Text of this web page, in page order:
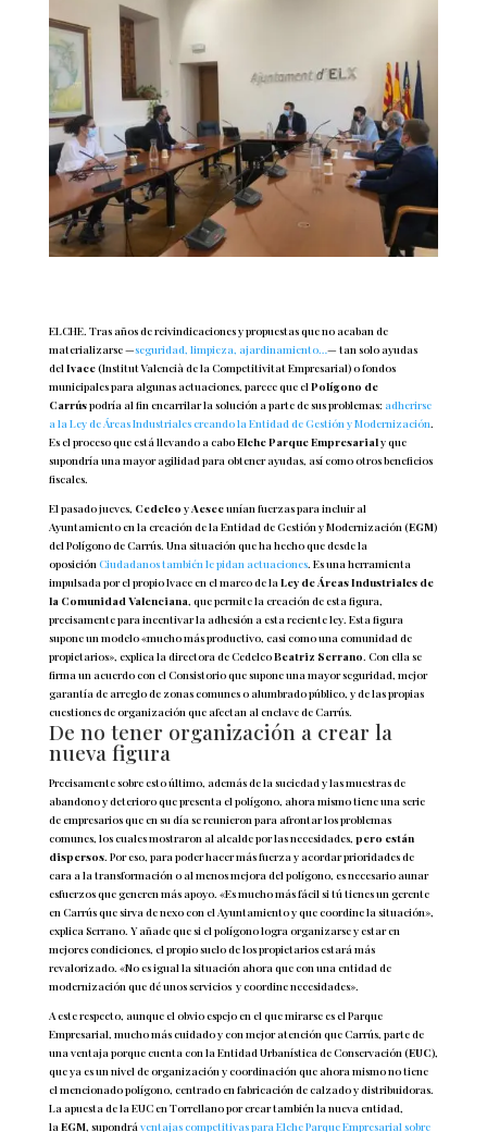
ELCHE. Tras años de reivindicaciones y propuestas que no acaban de
materializarse —seguridad, limpieza, ajardinamiento…— tan solo ayudas
del Ivace(Institut Valencià de la Competitivitat Empresarial) o fondos
municipales para algunas actuaciones, parece que el Polígono de
Carrúspodría al fin encarrilar la solución a parte de sus problemas: adherirse
a la Ley de Áreas Industriales creando la Entidad de Gestión y Modernización.
Es el proceso que está llevando a caboElche Parque Empresarialy que
supondría una mayor agilidad para obtener ayudas, así como otros beneficios
fiscales.
El pasado jueves, Cedelco yAesecunían fuerzas para incluir al
Ayuntamiento en la creación de la Entidad de Gestión y Modernización (EGM)
del Polígono de Carrús. Una situación que ha hecho que desde la
oposición Ciudadanos también le pidan actuaciones. Es una herramienta
impulsada por el propio Ivace en el marco de la Ley de Áreas Industriales de
la Comunidad Valenciana, que permite la creación de esta figura,
precisamente para incentivar la adhesión a esta reciente ley. Esta figura
supone un modelo «mucho más productivo, casi como una comunidad de
propietarios», explica la directora de CedelcoBeatriz Serrano. Con ella se
firma un acuerdo con el Consistorio que supone una mayor seguridad, mejor
garantía de arreglo de zonas comunes o alumbrado público, y de las propias
cuestiones de organización que afectan al enclave de Carrús.
De no tener organización a crear la
nueva figura
Precisamente sobre esto último, además de la suciedad y las muestras de
abandono y deterioro que presenta el polígono, ahora mismo tiene una serie
de empresarios que en su día se reunieron para afrontar los problemas
comunes, los cuales mostraron al alcalde por las necesidades, pero están
dispersos. Por eso, para poder hacer más fuerza y acordar prioridades de
cara a la transformación o al menos mejora del polígono, es necesario aunar
esfuerzos que generen más apoyo. «Es mucho más fácil si tú tienes un gerente
en Carrús que sirva de nexo con el Ayuntamiento y que coordine la situación»,
explica Serrano. Y añade que si el polígono logra organizarse y estar en
mejores condiciones, el propio suelo de los propietarios estará más
revalorizado. «No es igual la situación ahora que con una entidad de
modernización que dé unos servicios y coordine necesidades».
A este respecto, aunque el obvio espejo en el que mirarse es el Parque
Empresarial, mucho más cuidado y con mejor atención que Carrús, parte de
una ventaja porque cuenta con la Entidad Urbanística de Conservación (EUC),
que ya es un nivel de organización y coordinación que ahora mismo no tiene
el mencionado polígono, centrado en fabricación de calzado y distribuidoras.
La apuesta de la EUC en Torrellano por crear también la nueva entidad,
la EGM, supondrá ventajas competitivas para Elche Parque Empresarial sobre